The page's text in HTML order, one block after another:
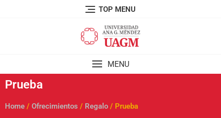
TOP MENU
MENU
Prueba
Home / Ofrecimientos / Regalo / Prueba